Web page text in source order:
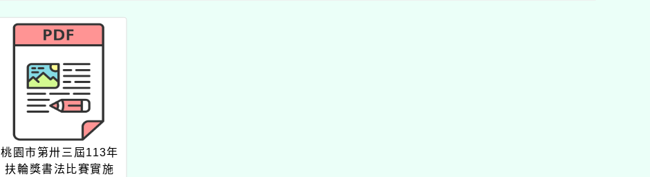
桃園市第卅三屆113年
扶輪獎書法比賽實施